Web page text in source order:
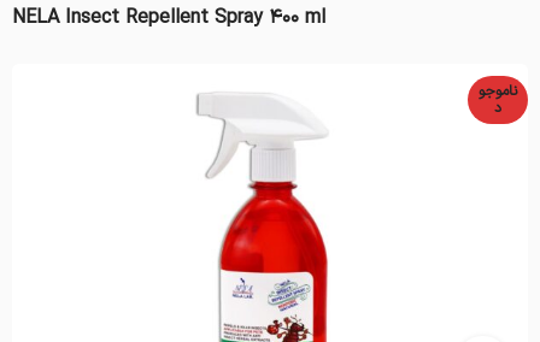
NELA Insect Repellent Spray 400 ml
ناموجو
د